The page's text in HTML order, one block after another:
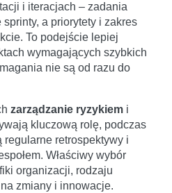
i iteracjach – zadania
a priorytety i zakres
To podejście lepiej
wymagających szybkich
nie są od razu do
zarządzanie ryzykiem i
kluczową rolę, podczas
retrospektywy i
Właściwy wybór
organizacji, rodzaju
zmiany i innowacje.